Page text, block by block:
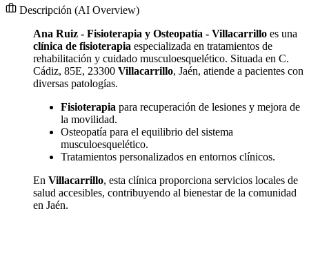
Descripción (AI Overview)
Ana Ruiz - Fisioterapia y Osteopatía - Villacarrillo es una
clínica de fisioterapia especializada en tratamientos de
rehabilitación y cuidado musculoesquelético. Situada en C.
Cádiz, 85E, 23300 Villacarrillo, Jaén, atiende a pacientes con
diversas patologías.
Fisioterapia para recuperación de lesiones y mejora de
la movilidad.
Osteopatía para el equilibrio del sistema
musculoesquelético.
Tratamientos personalizados en entornos clínicos.
En Villacarrillo, esta clínica proporciona servicios locales de
salud accesibles, contribuyendo al bienestar de la comunidad
en Jaén.